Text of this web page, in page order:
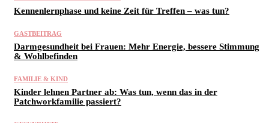
Kennenlernphase und keine Zeit für Treffen – was tun?
GASTBEITRAG
Darmgesundheit bei Frauen: Mehr Energie, bessere Stimmung
& Wohlbefinden
FAMILIE & KIND
Kinder lehnen Partner ab: Was tun, wenn das in der
Patchworkfamilie passiert?